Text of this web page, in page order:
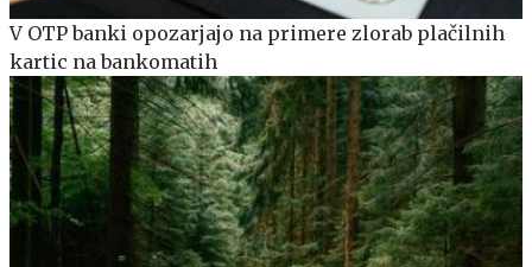
V OTP banki opozarjajo na primere zlorab plačilnih
kartic na bankomatih